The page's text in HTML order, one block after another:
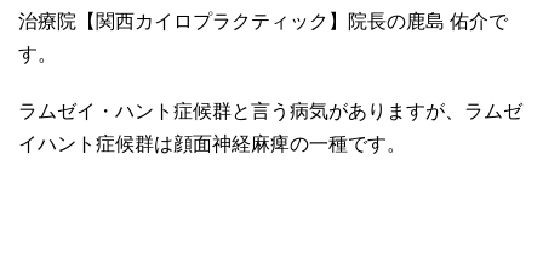
治療院【関西カイロプラクティック】院長の鹿島 佑介で
す。
ラムゼイ・ハント症候群と言う病気がありますが、ラムゼ
イハント症候群は顔面神経麻痺の一種です。